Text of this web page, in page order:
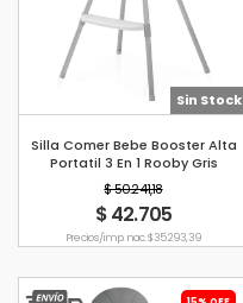
Sin Stock
Silla Comer Bebe Booster Alta
Portatil 3 En 1 Rooby Gris
$ 50.241,18
$ 42.705
Precio s/imp. nac. $ 35.293,39